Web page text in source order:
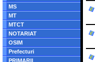
MS
MT
MTCT
NOTARIAT
OSIM
Prefecturi
PRIMARII